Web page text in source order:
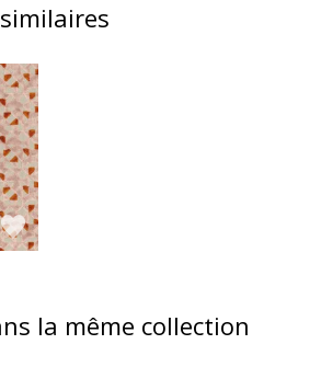
la même collection